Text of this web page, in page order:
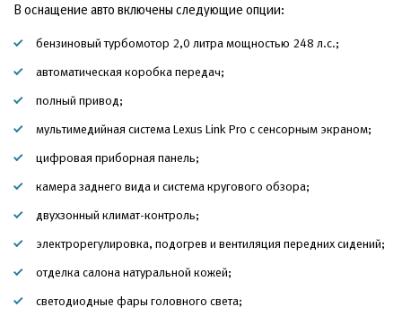
В оснащение авто включены следующие опции:
бензиновый турбомотор 2,0 литра мощностью 248 л.с.;
автоматическая коробка передач;
полный привод;
мультимедийная система Lexus Link Pro с сенсорным экраном;
цифровая приборная панель;
камера заднего вида и система кругового обзора;
двухзонный климат-контроль;
электрорегулировка, подогрев и вентиляция передних сидений;
отделка салона натуральной кожей;
светодиодные фары головного света;